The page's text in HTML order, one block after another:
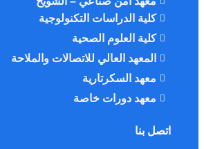
كلية الدراسات التكنولوجية
كلية العلوم الصحية
المعهد العالي للاتصالات والملاحة
معهد السكرتارية
معهد دورات خاصة
اتصل بنا